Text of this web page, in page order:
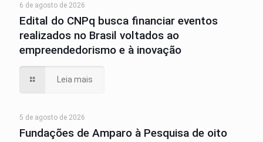
6 de agosto de 2026
Edital do CNPq busca financiar eventos
realizados no Brasil voltados ao
empreendedorismo e à inovação
Leia mais
5 de agosto de 2026
Fundações de Amparo à Pesquisa de oito